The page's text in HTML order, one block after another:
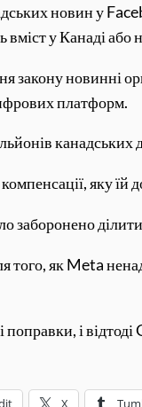
новин у
у Канаді або
закону новинні
платформ.
канадських
яку
заборонено
того, як Meta
і